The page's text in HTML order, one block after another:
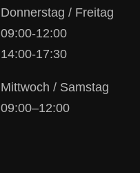
Donnerstag / Freitag
09:00-12:00
14:00-17:30
Mittwoch / Samstag
09:00–12:00